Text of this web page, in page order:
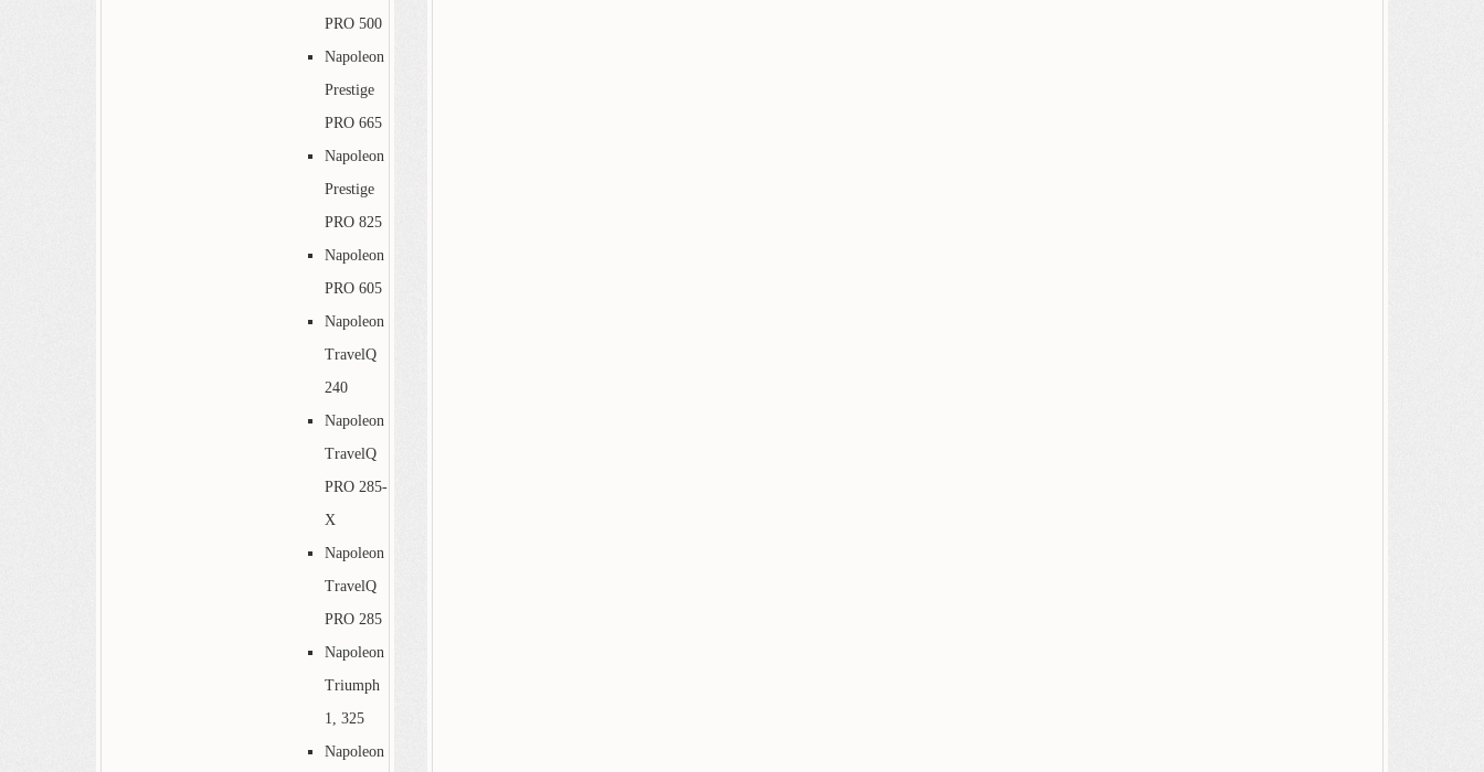
PRO 500
Napoleon
Prestige
PRO 665
Napoleon
Prestige
PRO 825
Napoleon
PRO 605
Napoleon
TravelQ
240
Napoleon
TravelQ
PRO 285-
X
Napoleon
TravelQ
PRO 285
Napoleon
Triumph
1, 325
Napoleon